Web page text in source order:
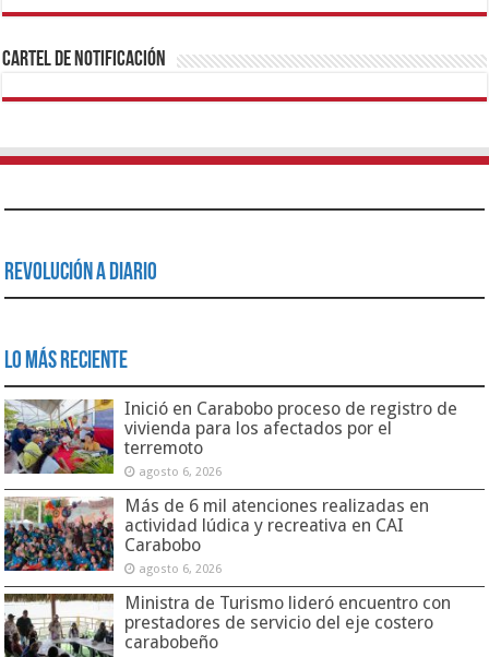
1xbetBetturkeyBetistKralbetSupertotobetTipobetMatadorbetMariobet
https://mvbcasino.com/
Cartel de Notificación
Revolución a Diario
Lo Más Reciente
Inició en Carabobo proceso de registro de
vivienda para los afectados por el
terremoto
agosto 6, 2026
Más de 6 mil atenciones realizadas en
actividad lúdica y recreativa en CAI
Carabobo
agosto 6, 2026
Ministra de Turismo lideró encuentro con
prestadores de servicio del eje costero
carabobeño